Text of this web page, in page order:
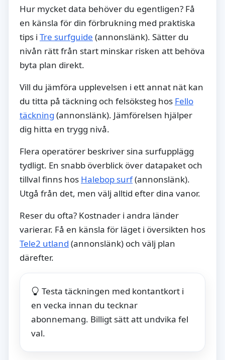
Hur mycket data behöver du egentligen? Få
en känsla för din förbrukning med praktiska
tips i Tre surfguide (annonslänk). Sätter du
nivån rätt från start minskar risken att behöva
byta plan direkt.
Vill du jämföra upplevelsen i ett annat nät kan
du titta på täckning och felsöksteg hos Fello
täckning (annonslänk). Jämförelsen hjälper
dig hitta en trygg nivå.
Flera operatörer beskriver sina surfupplägg
tydligt. En snabb överblick över datapaket och
tillval finns hos Halebop surf(annonslänk).
Utgå från det, men välj alltid efter dina vanor.
Reser du ofta? Kostnader i andra länder
varierar. Få en känsla för läget i översikten hos
Tele2 utland (annonslänk) och välj plan
därefter.
Testa täckningen med kontantkort i
en vecka innan du tecknar
abonnemang. Billigt sätt att undvika fel
val.